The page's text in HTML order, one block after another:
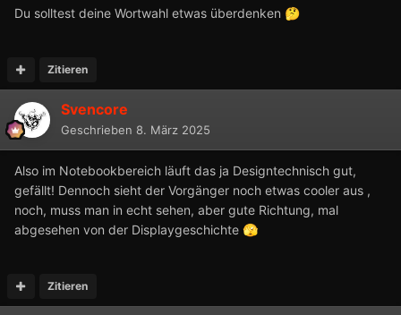
Du solltest deine Wortwahl etwas überdenken 🤔
Zitieren
Svencore
Geschrieben 8. März 2025
Also im Notebookbereich läuft das ja Designtechnisch gut,
gefällt! Dennoch sieht der Vorgänger noch etwas cooler aus ,
noch, muss man in echt sehen, aber gute Richtung, mal
abgesehen von der Displaygeschichte 🫣
Zitieren